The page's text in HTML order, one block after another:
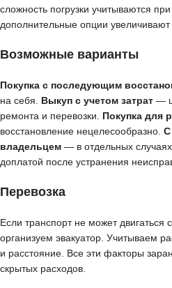
сложность погрузки учитываются при
дополнительные опции увеличивают
Возможные варианты
Покупка с последующим
на себя. Выкуп с учетом затрат —
ремонта и перевозки. Покупка для
восстановление нецелесообразно. С
владельцем — в отдельных
доплатой после устранения
Перевозка
Если транспорт не может двигаться
организуем эвакуатор. Учитываем
и расстояние. Все эти факторы
скрытых расходов.